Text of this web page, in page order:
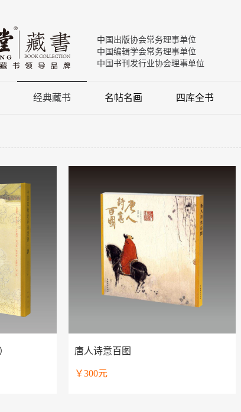
中国出版协会常务理事单位
中国编辑学会常务理事单位
中国书刊发行业协会理事单位
经典藏书 名帖名画 四库全书
唐人诗意百图
￥300元